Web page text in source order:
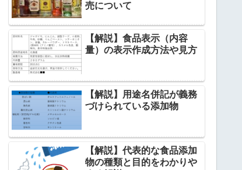
売について
【解説】食品表示（内容
量）の表示作成方法や見方
【解説】用途名併記が義務
づけられている添加物
【解説】代表的な食品添加
物の種類と目的をわかりや